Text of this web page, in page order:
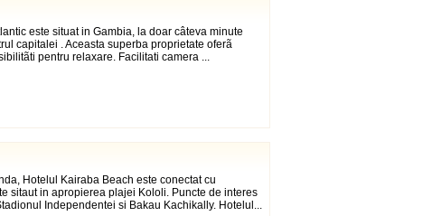
este situat in Gambia, la doar câteva minute
capitalei . Aceasta superba proprietate oferã
pentru relaxare. Facilitati camera ...
Hotelul Kairaba Beach este conectat cu
sitaut in apropierea plajei Kololi. Puncte de interes
Independentei si Bakau Kachikally. Hotelul...